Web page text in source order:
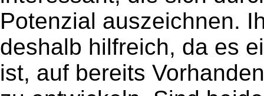
Potenzial auszeichnen.
deshalb hilfreich, da es
ist, auf bereits